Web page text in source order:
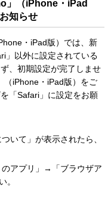
」（iPhone・iPad
知らせ
・iPad版）では、新
」以外に設定されている
、初期設定が完了しませ
iPhone・iPad版）をご
「Safari」に設定をお願
いて」が表示されたら、
アプリ」→「ブラウザア
。